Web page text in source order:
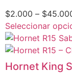
$2.000 – $
Seleccionar
Hornet King